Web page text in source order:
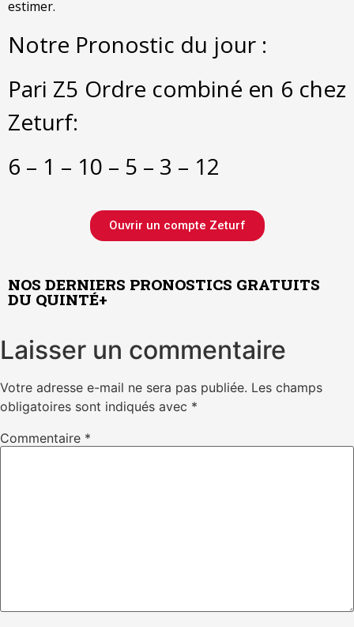
estimer.
Notre Pronostic du jour :
Pari Z5 Ordre combiné en 6 chez
Zeturf:
6 – 1 – 10 – 5 – 3 – 12
Ouvrir un compte Zeturf
NOS DERNIERS PRONOSTICS GRATUITS
DU QUINTÉ+
Laisser un commentaire
Votre adresse e-mail ne sera pas publiée. Les champs
obligatoires sont indiqués avec *
Commentaire *